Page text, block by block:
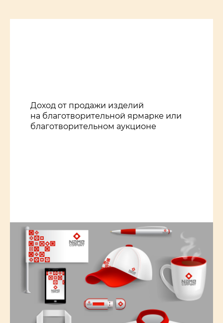
Доход от продажи изделий
на благотворительной ярмарке или
благотворительном аукционе